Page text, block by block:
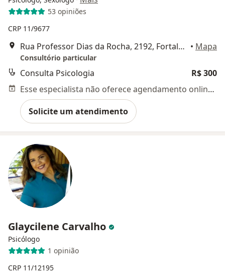
53 opiniões
CRP 11/9677
Rua Professor Dias da Rocha, 2192, Fortaleza • Mapa
Consultório particular
Consulta Psicologia
R$ 300
Esse especialista não oferece agendamento online para esse endereço.
Solicite um atendimento
Glaycilene Carvalho
Psicólogo
1 opinião
CRP 11/12195